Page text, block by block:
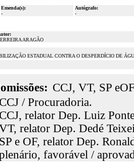
Emenda(s):
-
Autógrafo:
-
ARAGÃO
ESTADUAL CONTRA O DESPERDÍCIO DE
CCJ, VT, SP
/ Procuradoria.
relator Dep. Luiz
relator Dep. Dedé
e OF, relator Dep.
favorável /